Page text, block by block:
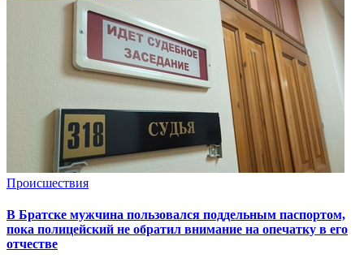
Происшествия
В Братске мужчина пользовался поддельным паспортом,
пока полицейский не обратил внимание на опечатку в его
отчестве